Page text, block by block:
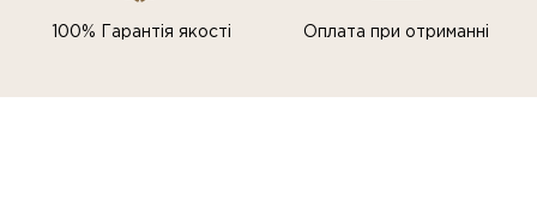
100% Гарантія якості Оплата при отриманні